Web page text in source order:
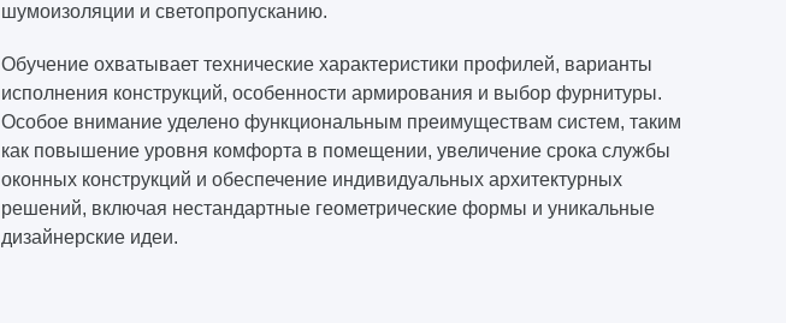
шумоизоляции и светопропусканию.
Обучение охватывает технические характеристики профилей, варианты
исполнения конструкций, особенности армирования и выбор фурнитуры.
Особое внимание уделено функциональным преимуществам систем, таким
как повышение уровня комфорта в помещении, увеличение срока службы
оконных конструкций и обеспечение индивидуальных архитектурных
решений, включая нестандартные геометрические формы и уникальные
дизайнерские идеи.